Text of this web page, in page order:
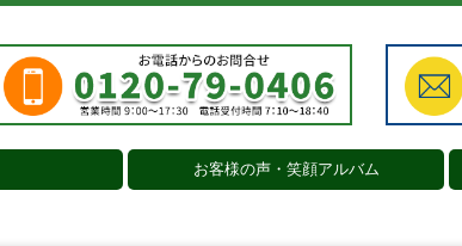
お客様の声・笑顔アルバム